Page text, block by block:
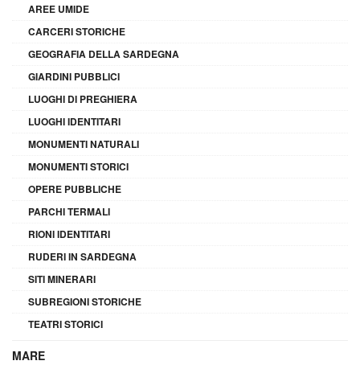
AREE UMIDE
CARCERI STORICHE
GEOGRAFIA DELLA SARDEGNA
GIARDINI PUBBLICI
LUOGHI DI PREGHIERA
LUOGHI IDENTITARI
MONUMENTI NATURALI
MONUMENTI STORICI
OPERE PUBBLICHE
PARCHI TERMALI
RIONI IDENTITARI
RUDERI IN SARDEGNA
SITI MINERARI
SUBREGIONI STORICHE
TEATRI STORICI
MARE